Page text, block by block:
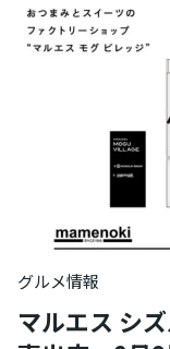
グルメ情報
マルエス シ